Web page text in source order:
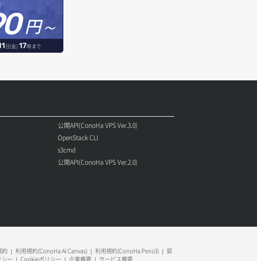
円～
日(金) 17時まで
公開API(ConoHa VPS Ver.3.0)
OpenStack CLI
s3cmd
公開API(ConoHa VPS Ver.2.0)
約 利用規約(ConoHa AI Canvas) 利用規約(ConoHa Pencil)
契
ー Cookieポリシー 企業概要 サービス概要